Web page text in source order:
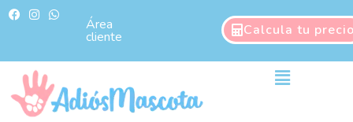
F
a
b
k
I
n
a
g
a
m
W
h
s
p
p
Área
cliente Calcula tu
Main